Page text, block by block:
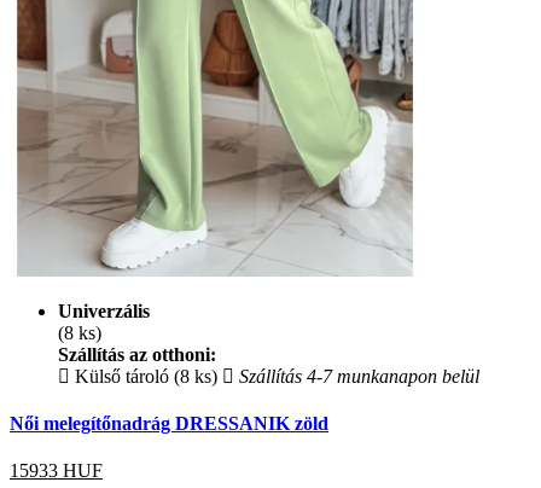
Univerzális
(8 ks)
Szállítás az otthoni:
Külső tároló (8 ks)
Szállítás 4-7 munkanapon belül
Női melegítőnadrág DRESSANIK zöld
15933 HUF